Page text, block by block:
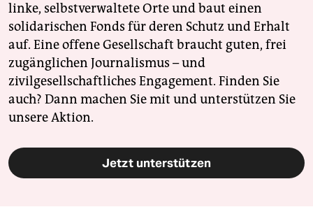
linke, selbstverwaltete Orte und baut einen
solidarischen Fonds für deren Schutz und Erhalt
auf. Eine offene Gesellschaft braucht guten, frei
zugänglichen Journalismus – und
zivilgesellschaftliches Engagement. Finden Sie
auch? Dann machen Sie mit und unterstützen Sie
unsere Aktion.
Jetzt unterstützen